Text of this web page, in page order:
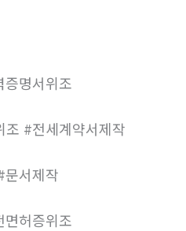
명서위조
조 #전세계약서제작
서제작
허증위조